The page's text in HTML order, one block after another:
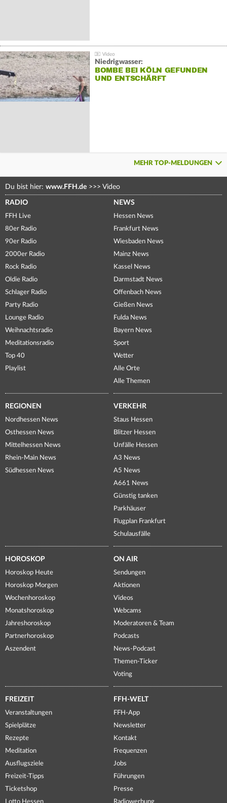
Niedrigwasser:
BOMBE BEI KÖLN GEFUNDEN
UND ENTSCHÄRFT
MEHR TOP-MELDUNGEN
Du bist hier: www.FFH.de >>> Video
RADIO
FFH Live
80er Radio
90er Radio
2000er Radio
Rock Radio
Oldie Radio
Schlager Radio
Party Radio
Lounge Radio
Weihnachtsradio
Meditationsradio
Top 40
Playlist
NEWS
Hessen News
Frankfurt News
Wiesbaden News
Mainz News
Kassel News
Darmstadt News
Offenbach News
Gießen News
Fulda News
Bayern News
Sport
Wetter
Alle Orte
Alle Themen
REGIONEN
Nordhessen News
Osthessen News
Mittelhessen News
Rhein-Main News
Südhessen News
VERKEHR
Staus Hessen
Blitzer Hessen
Unfälle Hessen
A3 News
A5 News
A661 News
Günstig tanken
Parkhäuser
Flugplan Frankfurt
Schulausfälle
HOROSKOP
Horoskop Heute
Horoskop Morgen
Wochenhoroskop
Monatshoroskop
Jahreshoroskop
Partnerhoroskop
Aszendent
ON AIR
Sendungen
Aktionen
Videos
Webcams
Moderatoren & Team
Podcasts
News-Podcast
Themen-Ticker
Voting
FREIZEIT
Veranstaltungen
Spielplätze
Rezepte
Meditation
Ausflugsziele
Freizeit-Tipps
Ticketshop
Lotto Hessen
FFH-WELT
FFH-App
Newsletter
Kontakt
Frequenzen
Jobs
Führungen
Presse
Radiowerbung